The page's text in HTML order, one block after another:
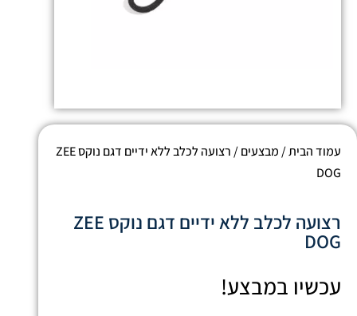
עמוד הבית/ מבצעים
/ רצועה לכלב ללא ידיים דגם נוקס ZEE
DOG
רצועה לכלב ללא ידיים דגם נוקס ZEE
DOG
עכשיו במבצע!